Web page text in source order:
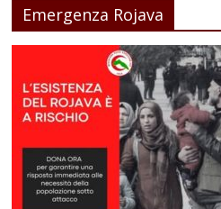
Emergenza Rojava